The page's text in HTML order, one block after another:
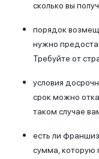
сколько вы
порядок
нужно
Требуйте от
условия
срок можно
таком случае
есть ли
сумма, которую